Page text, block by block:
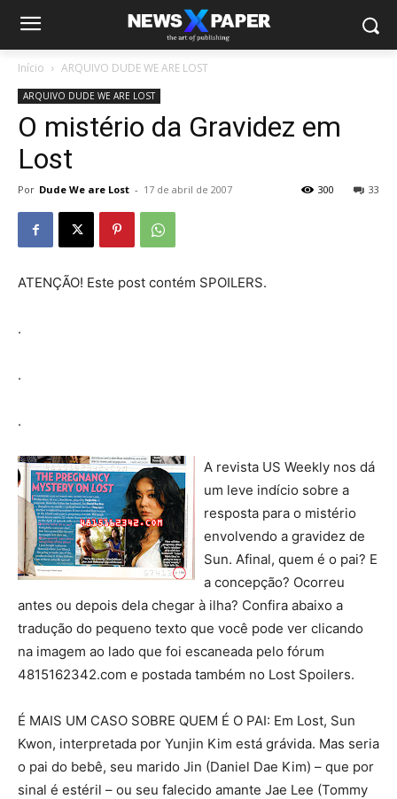
Início ARQUIVO DUDE WE ARE LOST
ARQUIVO DUDE WE ARE LOST
O mistério da Gravidez em
Lost
Por Dude We are Lost - 17 de abril de 2007 33
300
ATENÇÃO! Este post contém SPOILERS.
.
.
.
A revista US Weekly nos dá
um leve indício sobre a
resposta para o mistério
envolvendo a gravidez de
Sun. Afinal, quem é o pai? E
a concepção? Ocorreu
antes ou depois dela chegar à ilha? Confira abaixo a
tradução do pequeno texto que você pode ver clicando
na imagem ao lado que foi escaneada pelo fórum
4815162342.com e postada também no Lost Spoilers.
É MAIS UM CASO SOBRE QUEM É O PAI: Em Lost, Sun
Kwon, interpretada por Yunjin Kim está grávida. Mas seria
o pai do bebê, seu marido Jin (Daniel Dae Kim) – que por
sinal é estéril – ou seu falecido amante Jae Lee (Tommy